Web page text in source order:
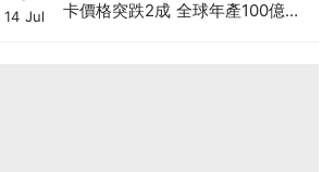
14 Jul
卡價格突跌2成 全球年產100億張